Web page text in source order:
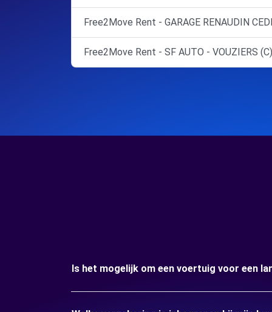
Free2Move Rent - GARAGE RENAUDIN
Free2Move Rent - SF AUTO - VOUZIERS (C)
Is het mogelijk om een voertuig voor een